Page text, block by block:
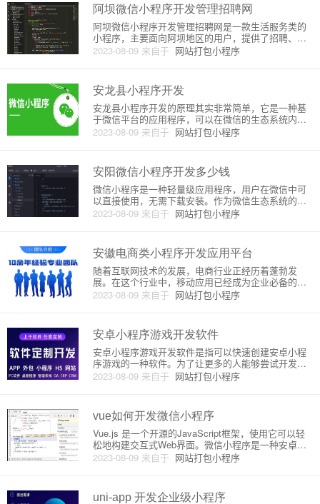
阿坝微信小程序开发管理招聘网
2023-08-09 来自于 网站打包小程序
阿坝微信小程序开发管理招聘网是一款生活服务类的
小程序，主要面向阿坝地区的用户，提供了招聘、求
职、人才培训等服务。在该小程序中，许多企业可以
上线发布招聘信息，同时大量求职者也可以在线查看
信小程序开发管理的原理。首
安龙县小程序开发
2023-08-09 来自于 网站打包小程序
安龙县小程序开发的原理其实非常简单，它是一种基
于微信平台的应用程序，可以在微信的生态系统内运
行。它没有独立的应用安装包，用户可以通过扫描二
维码或搜索公众号进入小程序，只需要占用用户手机
一般包括以下步骤：1. 准
安阳微信小程序开发多少钱
2023-08-09 来自于 网站打包小程序
微信小程序是一种轻量级应用程序，用户在微信中可
以直接使用，无需下载安装。作为微信生态系统的一
部分，微信小程序已经成为越来越多企业开发移动应
用的首选方案。那么，安阳微信小程序开发需要多少
小程序是运行在微信平台
安徽电商类小程序开发应用平台
2023-08-09 来自于 网站打包小程序
随着互联网技术的发展，电商行业正经历着蓬勃发
展。在这个行业中，移动应用已经成为企业必备的工
具，而小程序则成为了最受欢迎的应用之一。小程序
的开发和应用在电商行业中得到越来越广泛的应用。
理和详细信息。一、概述安徽电
安卓小程序游戏开发软件
2023-08-09 来自于 网站打包小程序
安卓小程序游戏开发软件是指可以快速创建安卓小程
序游戏的一种软件。为了让更多的人能够尝试开发出
自己的小程序游戏，并实现商业化的目的，各大软件
厂商纷纷推出了各自的安卓小程序游戏开发工具，其
ndroid S
vue如何开发微信小程序
2023-08-09 来自于 网站打包小程序
Vue.js 是一个开源的JavaScript框架，使用它可以轻
松地构建交互式Web界面。微信小程序是一种安卓和i
OS操作系统下的现代化移动应用。微信小程序可以通
过微信中的小程序平台获取。微信小程序以其快速响
uni-app 开发企业级小程序